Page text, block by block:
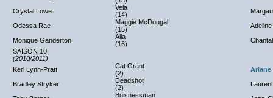
Crystal Lowe
Vela
(14)
Odessa Rae
Maggie McDougal
(15)
Monique Ganderton
Alia
(16)
SAISON 10
(2010/2011)
Keri Lynn-Pratt
Cat Grant
(2)
Ariane
Bradley Stryker
Deadshot
(2)
Buisnessman